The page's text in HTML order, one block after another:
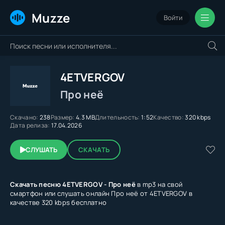
Muzze Войти
4ETVERGOV
Про неё
Скачано: 238Размер: 4.3 MBДлительность: 1:52Качество:320 kbps
Дата релиза: 17.04.2026
СЛУШАТЬ СКАЧАТЬ
Скачать песню 4ETVERGOV - Про неёв mp3 на свой
смартфон или слушать онлайн Про неё от 4ETVERGOV в
качестве 320 kbps бесплатно